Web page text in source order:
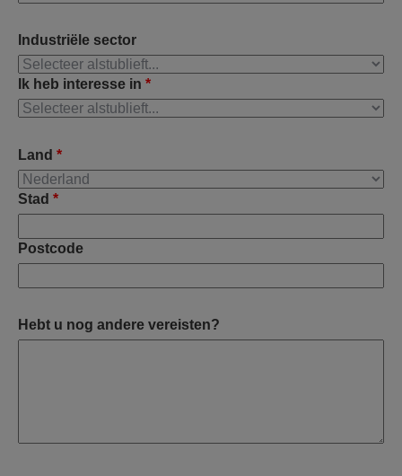
Industriële sector
Ik heb interesse in *
Land *
Stad *
Postcode
Hebt u nog andere vereisten?